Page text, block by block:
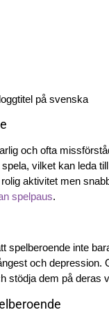
på svenska
och ofta
vilket kan leda
aktivitet men
spelpaus.
spelberoende inte
och depression.
stödja dem på deras